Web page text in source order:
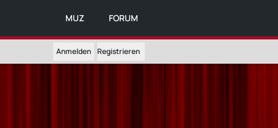
MUZ FORUM
Anmelden Registrieren